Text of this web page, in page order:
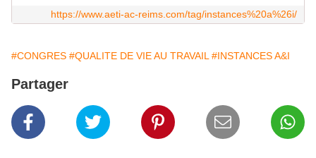
https://www.aeti-ac-reims.com/tag/instances%20a%26i/
#CONGRES #QUALITE DE VIE AU TRAVAIL #INSTANCES A&I
Partager